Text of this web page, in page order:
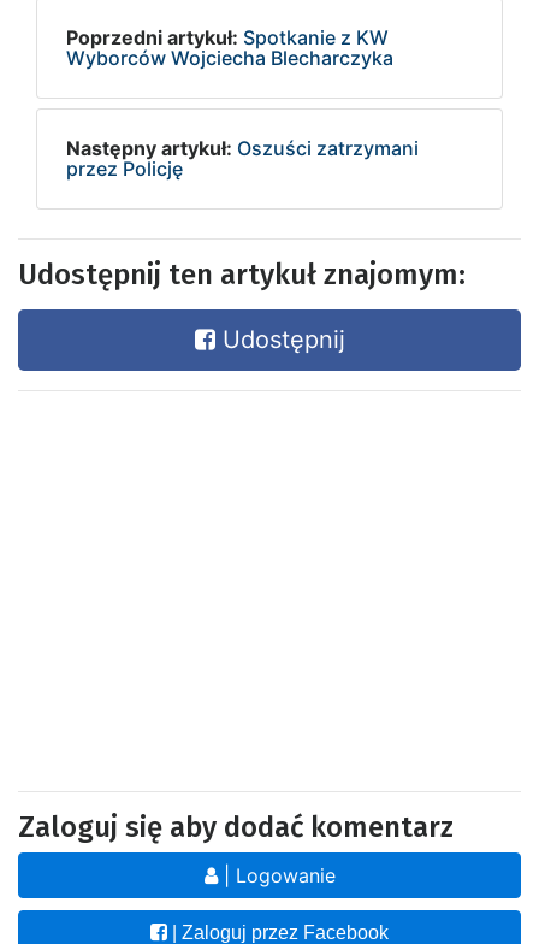
Poprzedni artykuł: Spotkanie z KW
Wyborców Wojciecha Blecharczyka
Następny artykuł: Oszuści zatrzymani
przez Policję
Udostępnij ten artykuł znajomym:
Udostępnij
Zaloguj się aby dodać komentarz
| Logowanie
| Zaloguj przez Facebook